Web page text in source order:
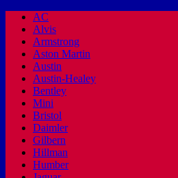
AC
Alvis
Armstrong
Aston Martin
Austin
Austin-Healey
Bentley
Mini
Bristol
Daimler
Gilbern
Hillman
Humber